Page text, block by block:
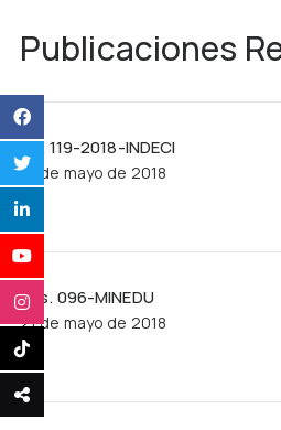
Publicaciones
R.J. 119-2018-INDECI
21 de mayo de 2018
Res. 096-MINEDU
21 de mayo de 2018